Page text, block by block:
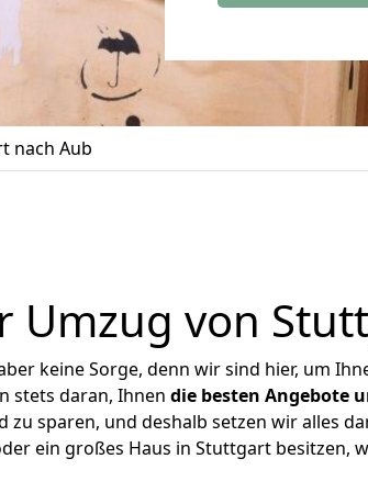
nach Aub
Umzug von
keine Sorge, denn wir sind hier, um
stets daran, Ihnen die besten Angebote
sparen, und deshalb setzen wir alles
ein großes Haus in Stuttgart besitzen,